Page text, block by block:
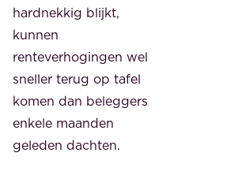
hardnekkig blijkt,
kunnen
renteverhogingen wel
sneller terug op tafel
komen dan beleggers
enkele maanden
geleden dachten.